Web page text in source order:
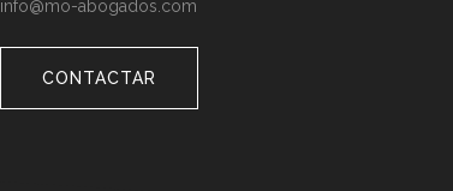
info@mo-abogados.com
CONTACTAR